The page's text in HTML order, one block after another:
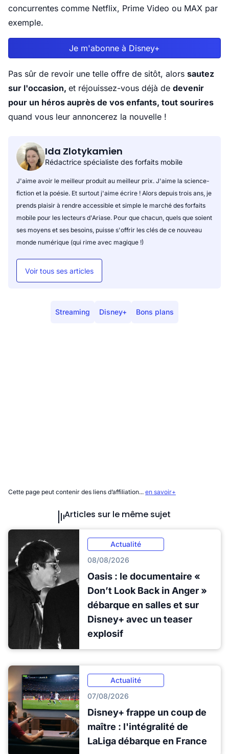
concurrentes comme Netflix, Prime Video ou MAX par
exemple.
Je m'abonne à Disney+
Pas sûr de revoir une telle offre de sitôt, alors sautez
sur l'occasion, et réjouissez-vous déjà de devenir
pour un héros auprès de vos enfants, tout sourires
quand vous leur annoncerez la nouvelle !
Ida Zlotykamien
Rédactrice spécialiste des forfaits mobile
J'aime avoir le meilleur produit au meilleur prix. J'aime la science-
fiction et la poésie. Et surtout j'aime écrire ! Alors depuis trois ans, je
prends plaisir à rendre accessible et simple le marché des forfaits
mobile pour les lecteurs d'Ariase. Pour que chacun, quels que soient
ses moyens et ses besoins, puisse s'offrir les clés de ce nouveau
monde numérique (qui rime avec magique !)
Voir tous ses articles
Streaming Disney+ Bons plans
Cette page peut contenir des liens d’affiliation... en savoir+
Articles sur le même sujet
Actualité
08/08/2026
Oasis : le documentaire «
Don’t Look Back in Anger »
débarque en salles et sur
Disney+ avec un teaser
explosif
Actualité
07/08/2026
Disney+ frappe un coup de
maître : l'intégralité de
LaLiga débarque en France